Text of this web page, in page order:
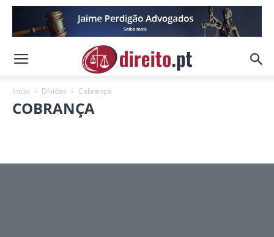
Inicio Dívidas Cobrança
COBRANÇA